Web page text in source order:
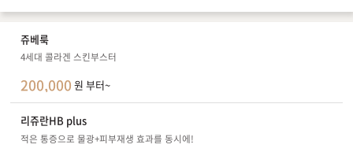
쥬베룩
4세대 콜라겐 스킨부스터
200,000 원 부터~
리쥬란HB plus
적은 통증으로 물광+피부재생 효과를 동시에!
기타